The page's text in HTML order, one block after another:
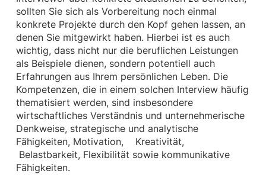
sollten Sie sich als Vorbereitung noch einmal
konkrete Projekte durch den Kopf gehen lassen, an
denen Sie mitgewirkt haben. Hierbei ist es auch
wichtig, dass nicht nur die beruflichen Leistungen
als Beispiele dienen, sondern potentiell auch
Erfahrungen aus Ihrem persönlichen Leben. Die
Kompetenzen, die in einem solchen Interview häufig
thematisiert werden, sind insbesondere
wirtschaftliches Verständnis und unternehmerische
Denkweise, strategische und analytische
Fähigkeiten, Motivation, Kreativität,
Belastbarkeit, Flexibilität sowie kommunikative
Fähigkeiten.